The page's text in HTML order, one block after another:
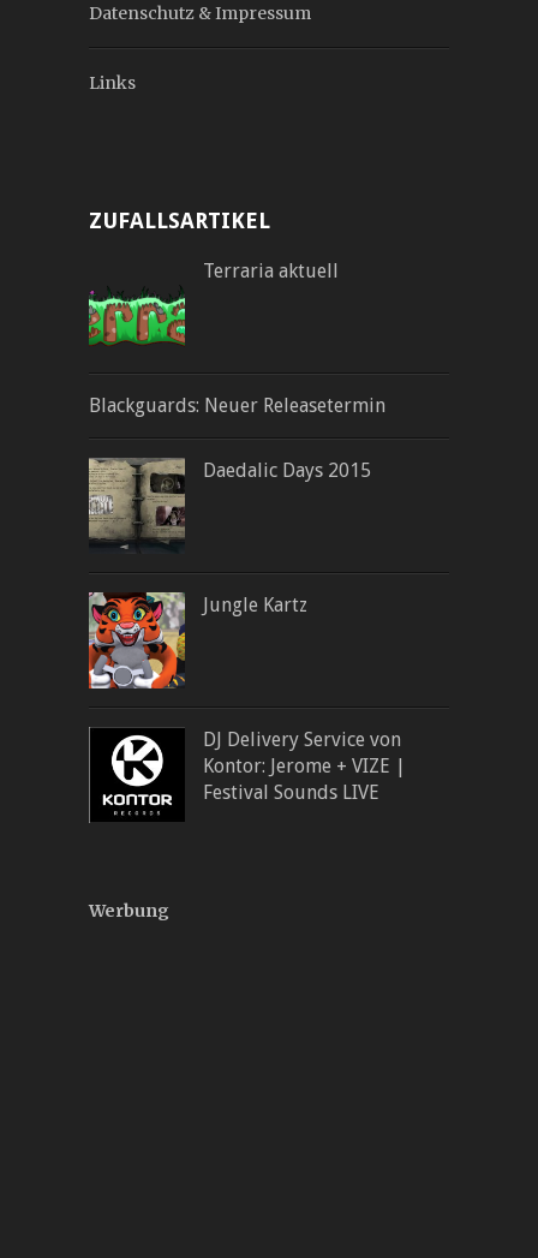
Datenschutz & Impressum
Links
ZUFALLSARTIKEL
Terraria aktuell
Blackguards: Neuer Releasetermin
Daedalic Days 2015
Jungle Kartz
DJ Delivery Service von
Kontor: Jerome + VIZE |
Festival Sounds LIVE
Werbung